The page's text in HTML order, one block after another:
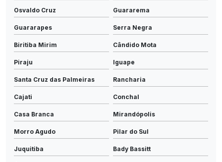
Osvaldo Cruz Guararema
Guararapes Serra Negra
Biritiba Mirim Cândido Mota
Piraju Iguape
Santa Cruz das Palmeiras Rancharia
Cajati Conchal
Casa Branca Mirandópolis
Morro Agudo Pilar do Sul
Juquitiba Bady Bassitt